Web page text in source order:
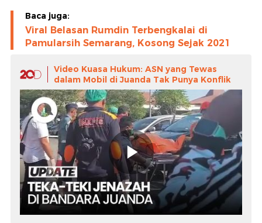
Baca juga:
Viral Belasan Rumdin Terbengkalai di
Pamularsih Semarang, Kosong Sejak 2021
Video Kuasa Hukum: ASN yang Tewas
dalam Mobil di Juanda Tak Punya Konflik